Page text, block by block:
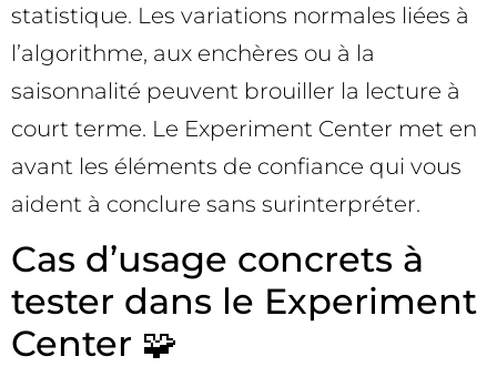
statistique. Les variations normales liées à
l’algorithme, aux enchères ou à la
saisonnalité peuvent brouiller la lecture à
court terme. Le Experiment Center met en
avant les éléments de confiance qui vous
aident à conclure sans surinterpréter.
Cas d’usage concrets à
tester dans le Experiment
Center 🧩